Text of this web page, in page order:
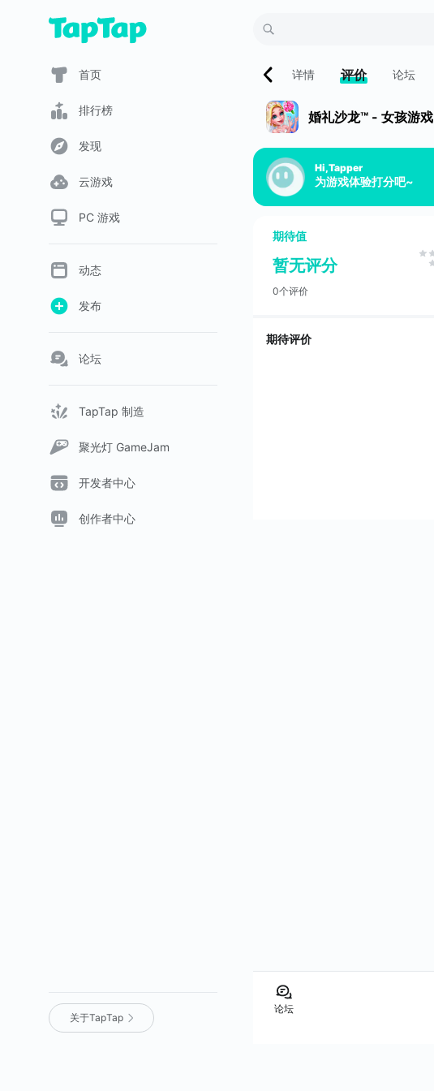
首页
排行榜
发现
云游戏
PC 游戏
动态
发布
论坛
TapTap 制造
聚光灯 GameJam
开发者中心
创作者中心
关于TapTap
详情 评价 论坛
婚礼沙龙™ - 女孩游戏
Hi,Tapper
为游戏体验打分吧~
期待值
暂无评分
0个评价
期待评价
论坛